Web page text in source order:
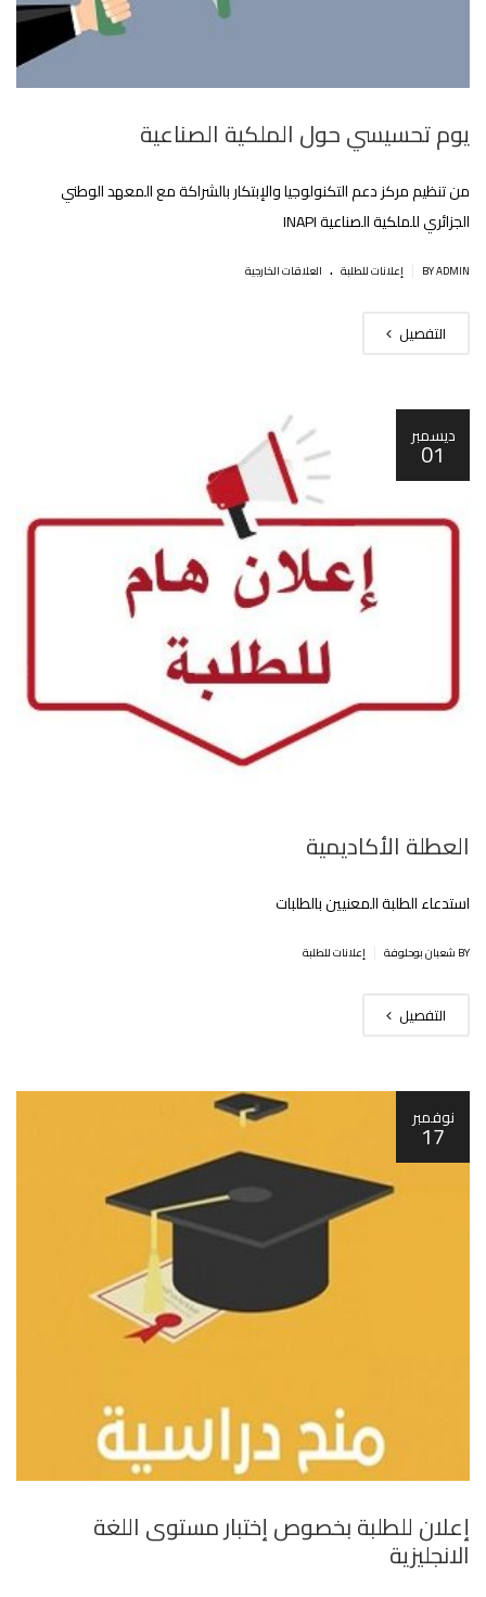
يوم تحسيسي حول الملكية الصناعية
من تنظيم مركز دعم التكنولوجيا والإبتكار بالشراكة مع المعهد الوطني
الجزائري للملكية الصناعية INAPI
BY ADMIN إعلانات للطلبة . العلاقات الخارجية
التفصيل
ديسمبر
01
العطلة الأكاديمية
استدعاء الطلبة المعنيين بالطلبات
BY شعبان بوحلوفة إعلانات للطلبة
التفصيل
نوفمبر
17
إعلان للطلبة بخصوص إختبار مستوى اللغة
الانجليزية‎‎